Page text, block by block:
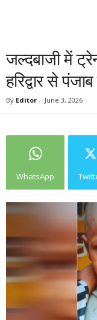
जल्दबाजी में
हरिद्वार से
By Editor - June 3, 2026
WhatsApp